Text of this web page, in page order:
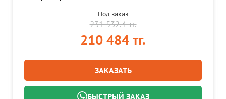
Под заказ
231 532.4 тг.
210 484 тг.
ЗАКАЗАТЬ
БЫСТРЫЙ ЗАКАЗ